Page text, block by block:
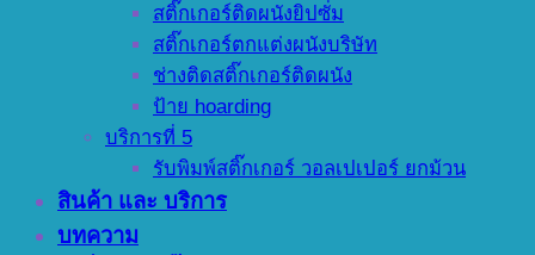
สติ๊กเกอร์ติดผนังยิปซั่ม
สติ๊กเกอร์ตกแต่งผนังบริษัท
ช่างติดสติ๊กเกอร์ติดผนัง
ป้าย hoarding
บริการที่ 5
รับพิมพ์สติ๊กเกอร์ วอลเปเปอร์ ยกม้วน
สินค้า และ บริการ
บทความ